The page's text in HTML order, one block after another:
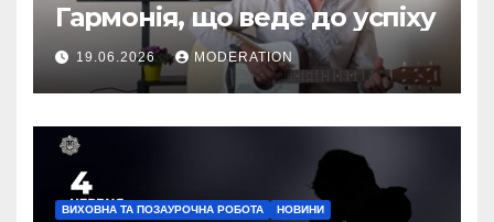
Гармонія, що веде до успіху
19.06.2026 MODERATION
ВИХОВНА ТА ПОЗАУРОЧНА РОБОТА НОВИНИ